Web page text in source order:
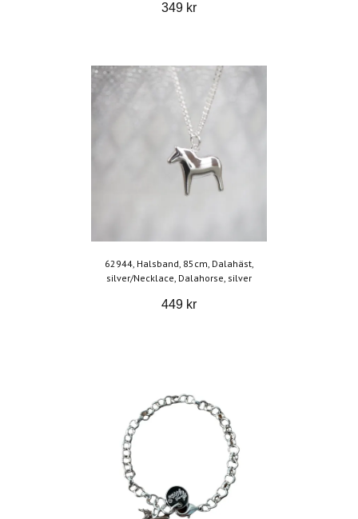
349 kr
62944, Halsband, 85cm, Dalahäst,
silver/Necklace, Dalahorse, silver
449 kr